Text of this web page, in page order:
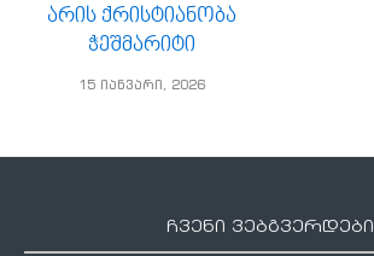
არის ქრისტიანობა
ჭეშმარიტი
15 იანვარი, 2026
ჩვენი ვებგვერდები